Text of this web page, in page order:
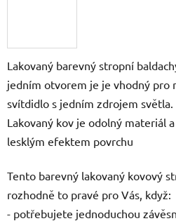
Lakovaný barevný stropní
jedním otvorem je je vhodný pro
svítdidlo s jedním zdrojem světla.
Lakovaný kov je odolný materiál
lesklým efektem povrchu
Tento barevný lakovaný kovový
rozhodně to pravé pro Vás, když:
- potřebujete jednoduchou